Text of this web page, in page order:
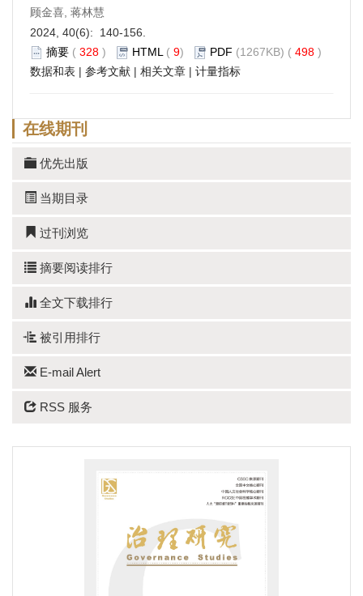
顾金喜, 蒋林慧
2024, 40(6): 140-156.
摘要 ( 328 ) HTML ( 9) PDF (1267KB) ( 498 )
数据和表 | 参考文献 | 相关文章 | 计量指标
在线期刊
优先出版
当期目录
过刊浏览
摘要阅读排行
全文下载排行
被引用排行
E-mail Alert
RSS 服务